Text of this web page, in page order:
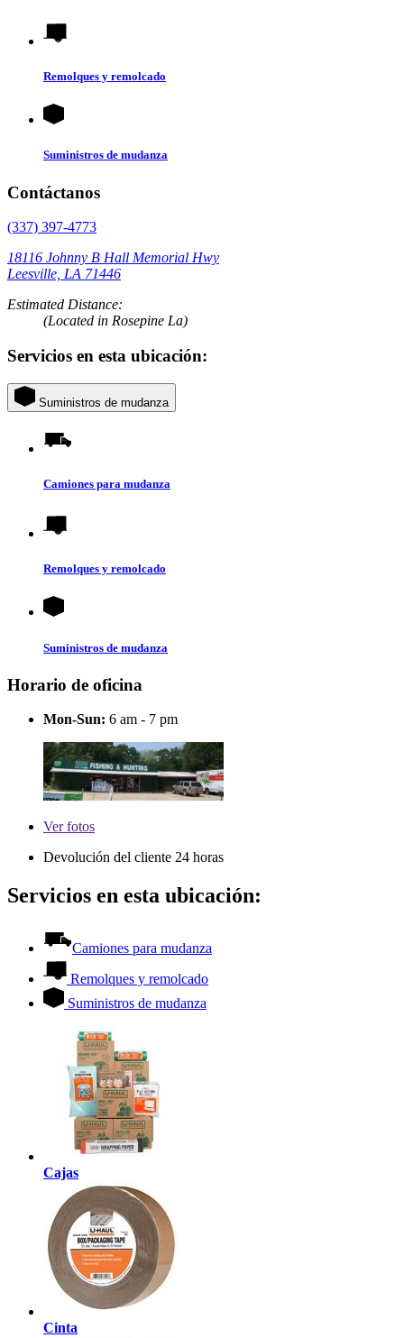
Remolques y remolcado
Suministros de mudanza
Contáctanos
(337) 397-4773
18116 Johnny B Hall Memorial Hwy
Leesville, LA 71446
Estimated Distance:
(Located in Rosepine La)
Servicios en esta ubicación:
Suministros de mudanza
Camiones para mudanza
Remolques y remolcado
Suministros de mudanza
Horario de oficina
Mon-Sun: 6 am - 7 pm
Verfotos
Devolución del cliente 24 horas
Servicios en esta ubicación:
Camiones para mudanza
Remolques y remolcado
Suministros de mudanza
Cajas
Cinta